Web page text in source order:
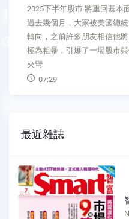
Previous
2025下半年股市 將重回基本
過去幾個月，大家被美國總
轉向，之前許多朋友相信他
極為粗暴，引爆了一場股市
夾彎
07:29
最近雜誌